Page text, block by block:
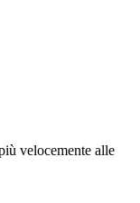
velocemente alle